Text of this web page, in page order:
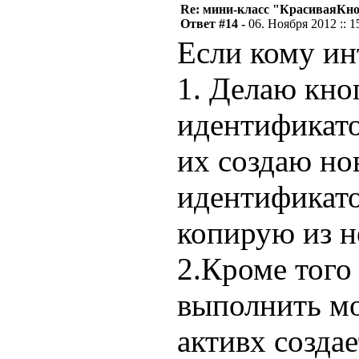
Re: мини-класс
Ответ #14 - 06. Ноября 2012 ::
Если кому
1. Делаю
их создаю
копирую из
2.Кроме
выполнить
активх